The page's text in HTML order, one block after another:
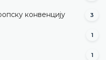
конвенцију 3
1
1